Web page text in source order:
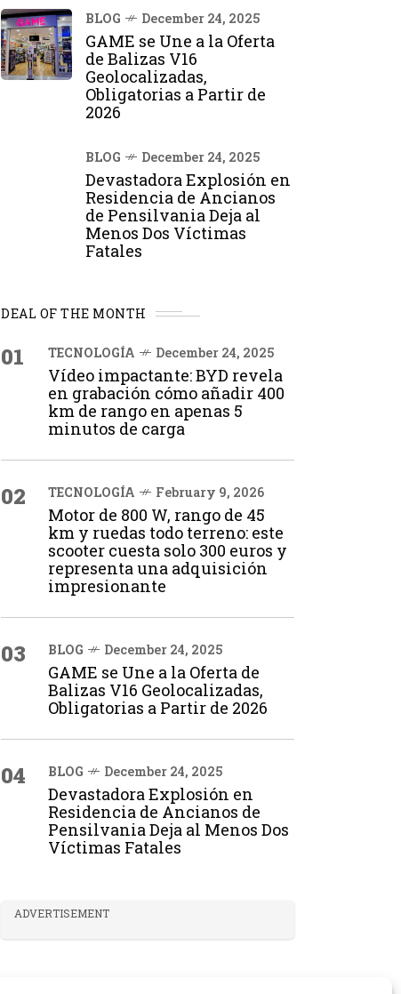
BLOG December 24, 2025
GAME se Une a la Oferta
de Balizas V16
Geolocalizadas,
Obligatorias a Partir de
2026
BLOG December 24, 2025
Devastadora Explosión en
Residencia de Ancianos
de Pensilvania Deja al
Menos Dos Víctimas
Fatales
DEAL OF THE MONTH
01 TECNOLOGÍA December 24, 2025
Vídeo impactante: BYD revela
en grabación cómo añadir 400
km de rango en apenas 5
minutos de carga
02 TECNOLOGÍA February 9, 2026
Motor de 800 W, rango de 45
km y ruedas todo terreno: este
scooter cuesta solo 300 euros y
representa una adquisición
impresionante
03 BLOG December 24, 2025
GAME se Une a la Oferta de
Balizas V16 Geolocalizadas,
Obligatorias a Partir de 2026
04 BLOG December 24, 2025
Devastadora Explosión en
Residencia de Ancianos de
Pensilvania Deja al Menos Dos
Víctimas Fatales
ADVERTISEMENT